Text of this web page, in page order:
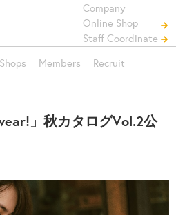
Company
Online Shop
Staff Coordinate
Shops Members Recruit
」秋カタログVol.2公